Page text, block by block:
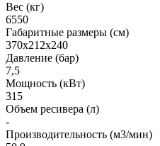
Вес (кг)
6550
Габаритные размеры (см)
370х212х240
Давление (бар)
7,5
Мощность (кВт)
315
Объем ресивера (л)
-
Производительность (м3/мин)